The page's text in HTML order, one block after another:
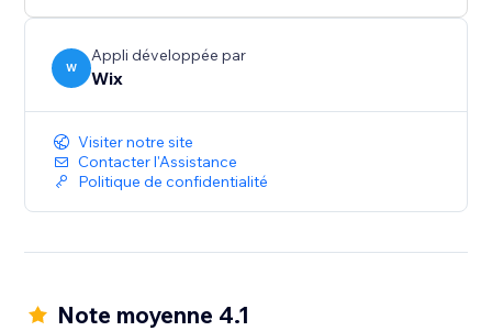
spécifiques en fonction de la zone géographique et
- Développez votre activité grâce à la vente
multicanal : vendez sur votre boutique en ligne, en
personne ou sur des canaux comme eBay et Amazon,
tout en gérant l'inventaire en un seul endroit.
automatisés de panier abandonné, offrez des
programmes de fidélité, et plus encore
W
Appli développée par
Wix
Visiter notre site
Contacter l'Assistance
Politique de confidentialité
Note moyenne 4.1